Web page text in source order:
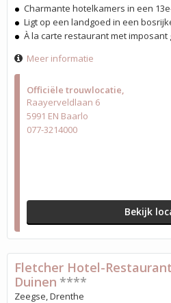
Officiële trouwlocatie
Raayerveldlaan 6
5991 EN Baarlo
077-3214000
Bekijk
Charmante hotelkamers in een
Ligt op een landgoed in een
À la carte restaurant met imposant
Meer informatie
Fletcher Hotel-
Duinen ****
Zeegse, Drenthe